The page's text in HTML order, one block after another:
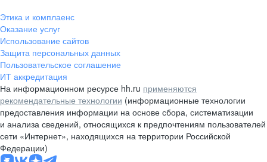
Этика и комплаенс
Оказание услуг
Использование сайтов
Защита персональных данных
Пользовательское соглашение
ИТ аккредитация
На информационном ресурсе hh.ru применяются
рекомендательные технологии (информационные технологии
предоставления информации на основе сбора, систематизации
и анализа сведений, относящихся к предпочтениям пользователей
сети «Интернет», находящихся на территории Российской
Федерации)